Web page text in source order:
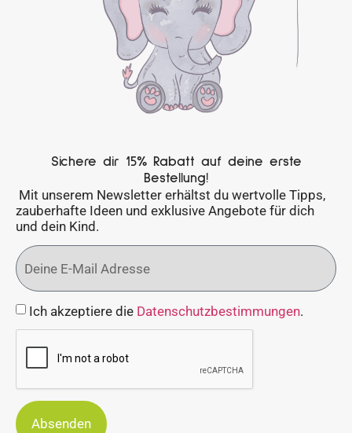
Sichere dir 15% Rabatt auf deine erste
Bestellung!
Mit unserem Newsletter erhältst du wertvolle Tipps,
zauberhafte Ideen und exklusive Angebote für dich
und dein Kind.
Ich akzeptiere die Datenschutzbestimmungen.
Absenden